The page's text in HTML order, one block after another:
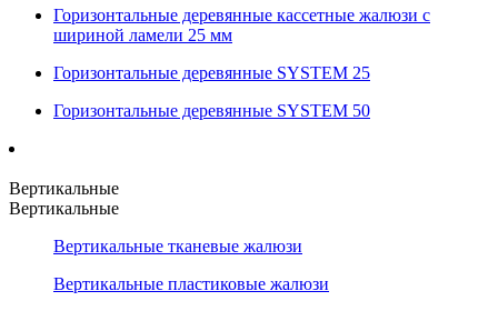
Горизонтальные деревянные кассетные жалюзи с
шириной ламели 25 мм
Горизонтальные деревянные SYSTEM 25
Горизонтальные деревянные SYSTEM 50
Вертикальные
Вертикальные
Вертикальные тканевые жалюзи
Вертикальные пластиковые жалюзи